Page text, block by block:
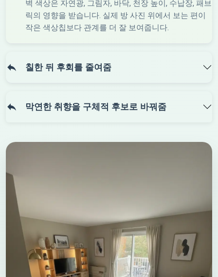
벽 색상은 자연광, 그림자, 바닥, 천장 높이, 수납장, 패브
릭의 영향을 받습니다. 실제 방 사진 위에서 보는 편이
작은 색상칩보다 관계를 더 잘 보여줍니다.
칠한 뒤 후회를 줄여줌
막연한 취향을 구체적 후보로 바꿔줌